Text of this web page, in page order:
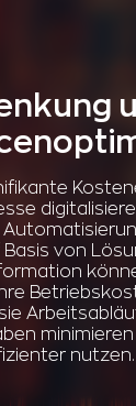
von
minimieren
nutzen.